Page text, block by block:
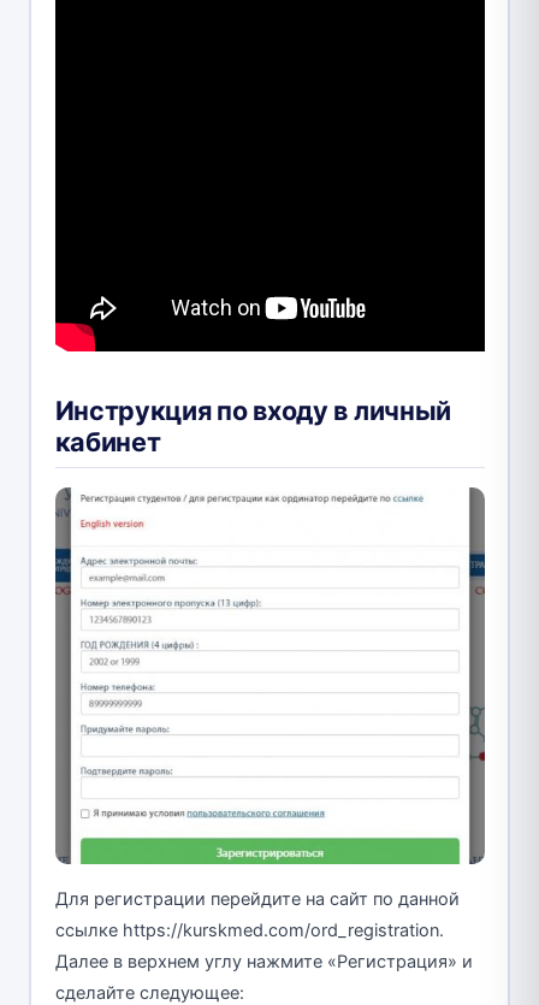
Инструкция по входу в личный
кабинет
Для регистрации перейдите на сайт по данной
ссылке https://kurskmed.com/ord_registration.
Далее в верхнем углу нажмите «Регистрация» и
сделайте следующее: